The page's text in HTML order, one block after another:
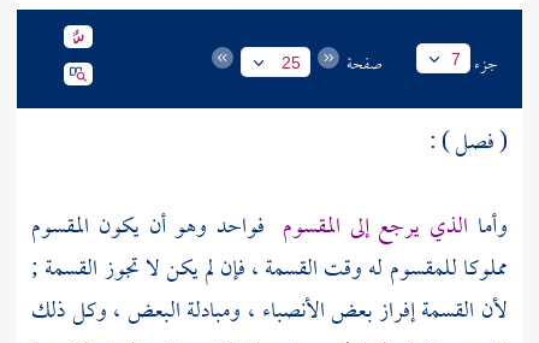
جزء 7 صفحة 25
( فصل ) :
وأما الذي يرجع إلى المقسوم فواحد وهو أن يكون المقسوم
مملوكا للمقسوم له وقت القسمة ، فإن لم يكن لا تجوز القسمة ;
لأن القسمة إفراز بعض الأنصباء ، ومبادلة البعض ، وكل ذلك